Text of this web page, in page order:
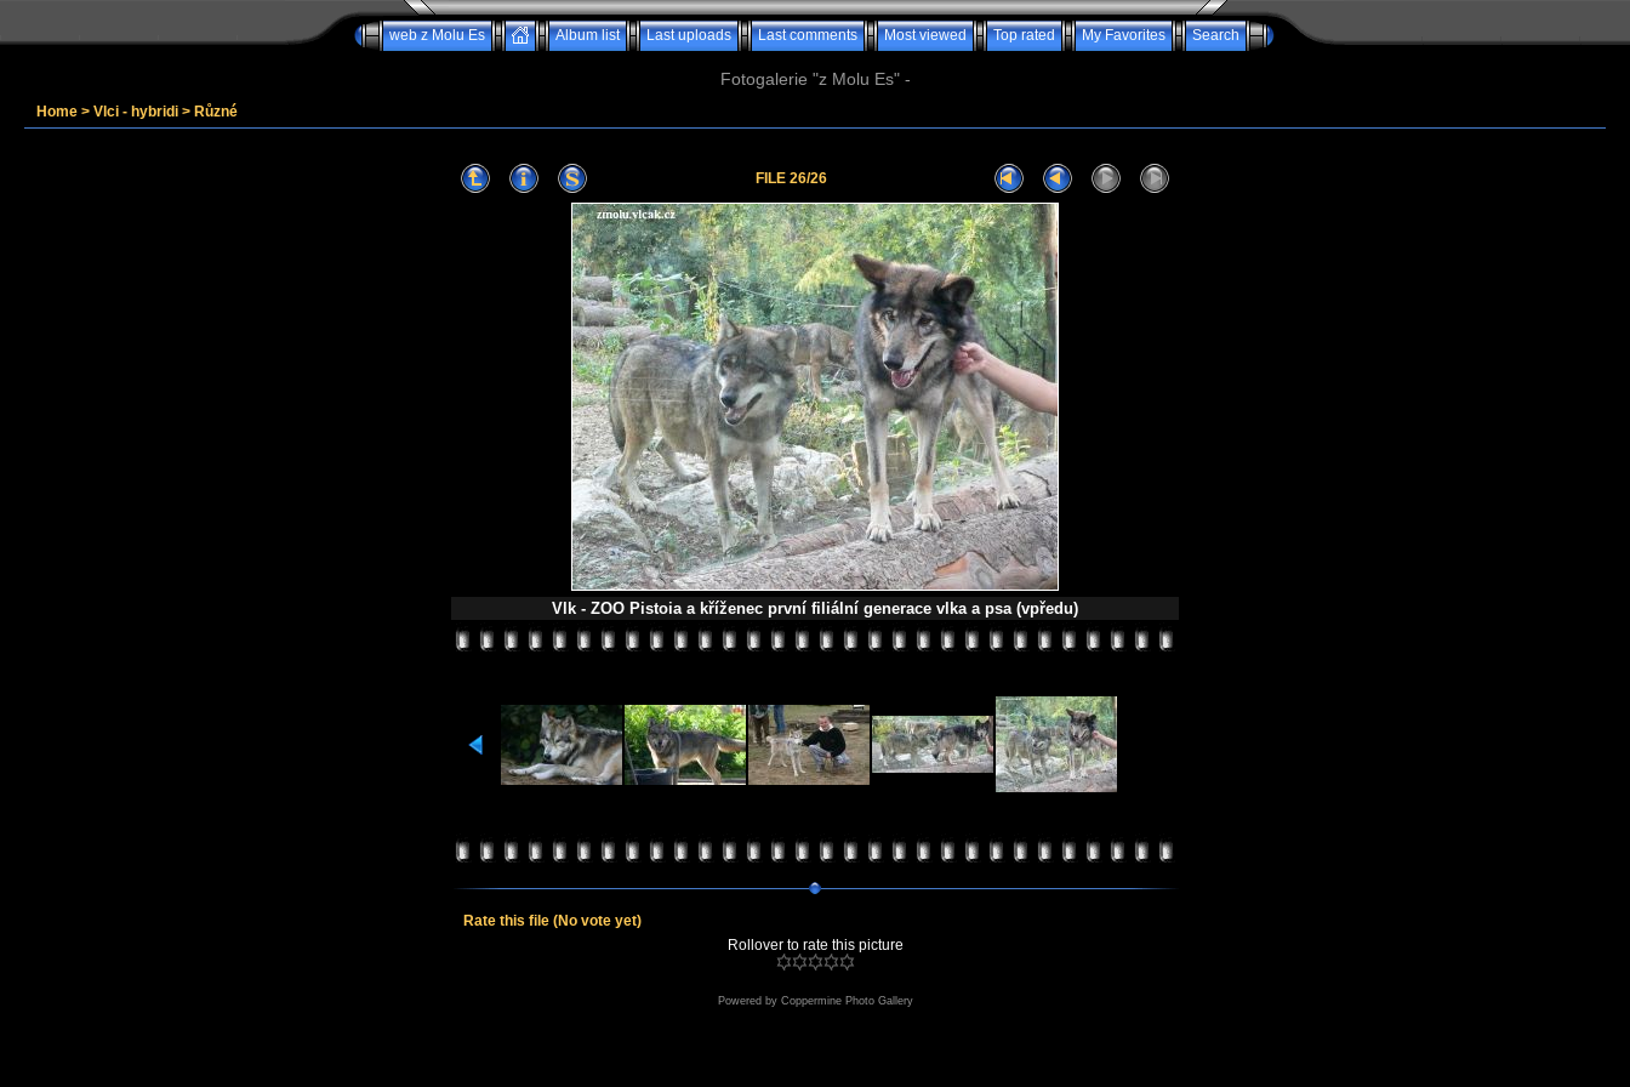
web z Molu Es Album list Last uploads Last comments Most viewed Top rated My Favorites Search
Fotogalerie "z Molu Es" -
Home > Vlci - hybridi > Různé
FILE 26/26
Vlk - ZOO Pistoia a kříženec první filiální generace vlka a psa (vpředu)
Rate this file (No vote yet)
Rollover to rate this picture
Powered by Coppermine Photo Gallery